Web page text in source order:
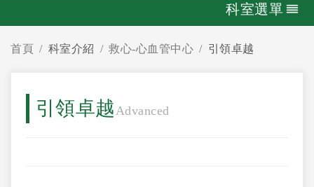
科室選單
首頁 科室介紹 救心-心血管中心 引領卓越
引領卓越Advanced